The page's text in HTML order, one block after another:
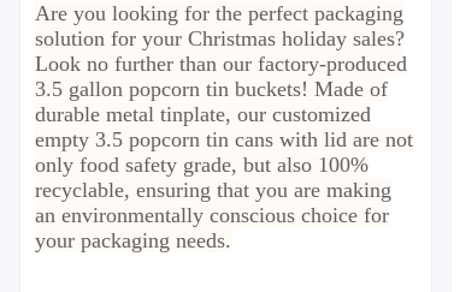
Are you looking for the perfect packaging
solution for your Christmas holiday sales?
Look no further than our factory-produced
3.5 gallon popcorn tin buckets! Made of
durable metal tinplate, our customized
empty 3.5 popcorn tin cans with lid are not
only food safety grade, but also 100%
recyclable, ensuring that you are making
an environmentally conscious choice for
your packaging needs.